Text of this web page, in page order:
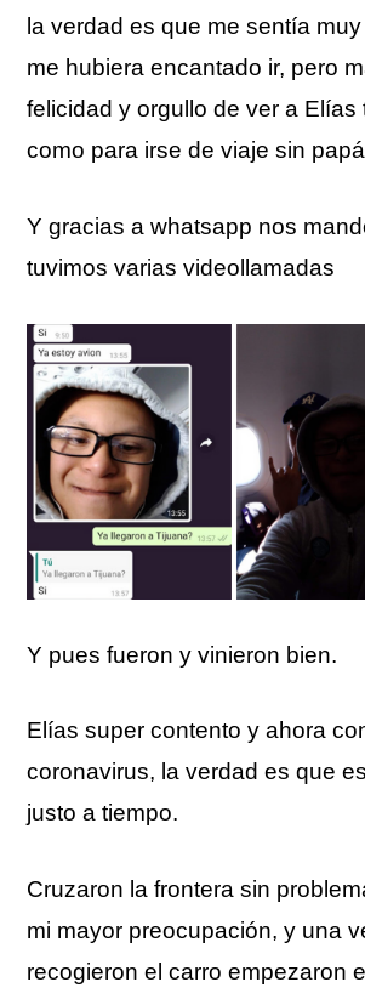
la verdad es que me sentía
me hubiera encantado ir, pero
felicidad y orgullo de ver a Elías
como para irse de viaje sin
Y gracias a whatsapp nos
tuvimos varias videollamadas
Y pues fueron y vinieron bien.
Elías super contento y ahora
coronavirus, la verdad es que
justo a tiempo.
Cruzaron la frontera sin
mi mayor preocupación, y una
recogieron el carro empezaron